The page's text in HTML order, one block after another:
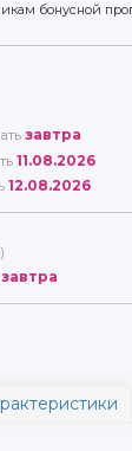
бонусной
завтра
11.08.2026
12.08.2026
завтра